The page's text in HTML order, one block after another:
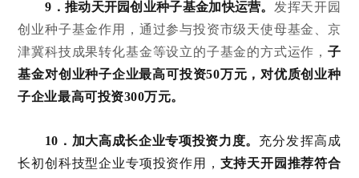
9．推动天开园创业种子基金加快运营。 发挥天开园
创业种子基金作用，通过参与投资市级天使母基金、京
津冀科技成果转化基金等设立的子基金的方式运作，子
基金对创业种子企业最高可投资50万元，对优质创业种
子企业最高可投资300万元。
10．加大高成长企业专项投资力度。 充分发挥高成
长初创科技型企业专项投资作用， 支持天开园推荐符合